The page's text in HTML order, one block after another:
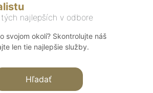
najlepších v odbore
svojom okolí? Skontrolujte náš
len tie najlepšie služby.
Hľadať